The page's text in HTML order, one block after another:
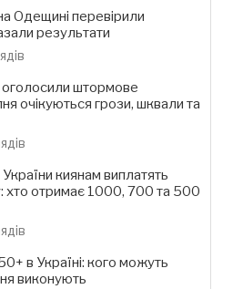
Одещині перевірили
результати
штормове
очікуються грози, шквали та
киянам виплатять
хто отримає 1000, 700 та 500
в Україні: кого можуть
виконують